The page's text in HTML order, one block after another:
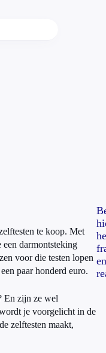
te koop. Met
darmontsteking
voor die testen lopen
paar honderd euro.
En zijn ze wel
je voorgelicht in de
zelftesten maakt,
en